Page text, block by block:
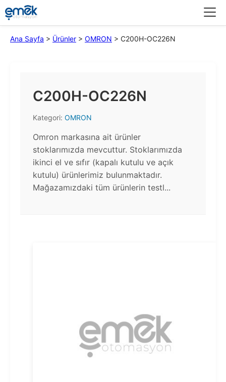
Ana Sayfa > Ürünler > OMRON > C200H-OC226N
C200H-OC226N
Kategori: OMRON
Omron markasına ait ürünler
stoklarımızda mevcuttur. Stoklarımızda
ikinci el ve sıfır (kapalı kutulu ve açık
kutulu) ürünlerimiz bulunmaktadır.​
Mağazamızdaki tüm ürünlerin testl...